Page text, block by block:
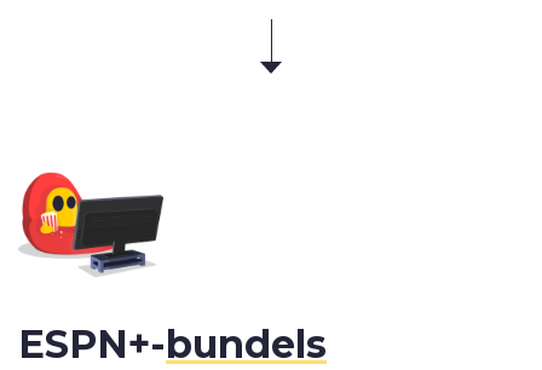
ESPN+-bundels